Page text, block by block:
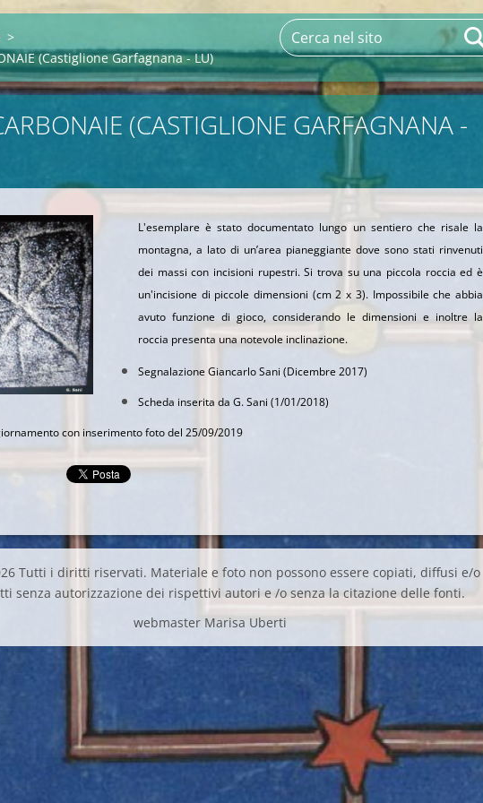
>
(Castiglione Garfagnana - LU)
(CASTIGLIONE GARFAGNANA -
L'esemplare è stato documentato lungo un sentiero che risale la
montagna, a lato di un’area pianeggiante dove sono stati rinvenuti
dei massi con incisioni rupestri. Si trova su una piccola roccia ed è
un'incisione di piccole dimensioni (cm 2 x 3). Impossibile che abbia
avuto funzione di gioco, considerando le dimensioni e inoltre la
roccia presenta una notevole inclinazione.
Segnalazione Giancarlo Sani (Dicembre 2017)
Scheda inserita da G. Sani (1/01/2018)
con inserimento foto del 25/09/2019
Tutti i diritti riservati. Materiale e foto non possono essere copiati, diffusi e/o
senza autorizzazione dei rispettivi autori e /o senza la citazione delle fonti.
webmaster Marisa Uberti